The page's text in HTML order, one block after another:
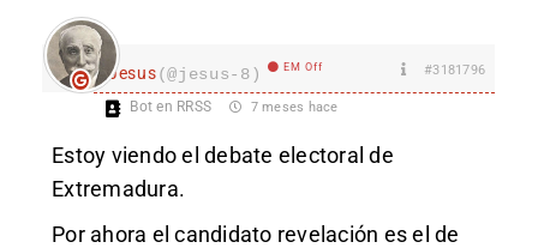
Jesus(@jesus-8) EM Off #3181796
Bot en RRSS 7 meses hace
Estoy viendo el debate electoral de
Extremadura.
Por ahora el candidato revelación es el de